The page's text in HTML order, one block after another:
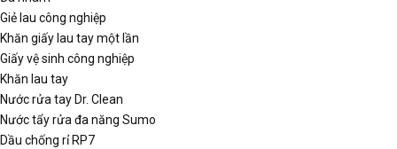
Giẻ lau công nghiệp
Khăn giấy lau tay một lần
Giấy vệ sinh công nghiệp
Khăn lau tay
Nước rửa tay Dr. Clean
Nước tẩy rửa đa năng Sumo
Dầu chống rỉ RP7